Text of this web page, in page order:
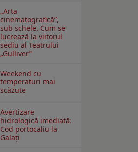
„Arta
cinematografică”,
sub schele. Cum se
lucrează la viitorul
sediu al Teatrului
„Gulliver”
Weekend cu
temperaturi mai
scăzute
Avertizare
hidrologică imediată:
Cod portocaliu la
Galaţi